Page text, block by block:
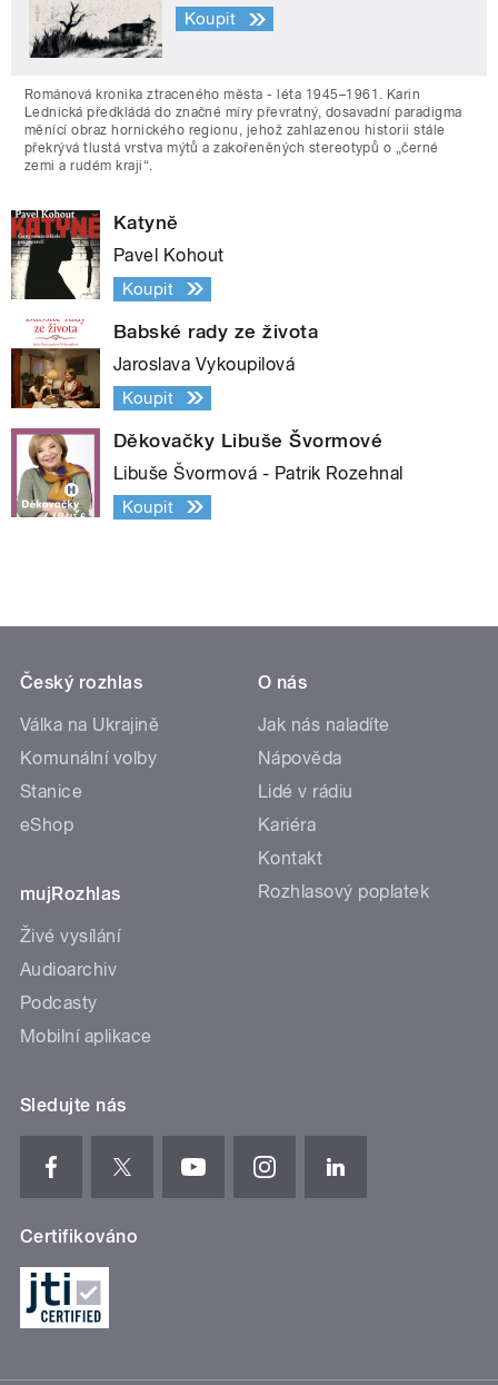
Koupit
Románová kronika ztraceného města - léta 1945–1961. Karin
Lednická předkládá do značné míry převratný, dosavadní paradigma
měnící obraz hornického regionu, jehož zahlazenou historii stále
překrývá tlustá vrstva mýtů a zakořeněných stereotypů o „černé
zemi a rudém kraji“.
Katyně
Pavel Kohout
Koupit
Babské rady ze života
Jaroslava Vykoupilová
Koupit
Děkovačky Libuše Švormové
Libuše Švormová - Patrik Rozehnal
Koupit
Český rozhlas
Válka na Ukrajině
Komunální volby
Stanice
eShop
mujRozhlas
Živé vysílání
Audioarchiv
Podcasty
Mobilní aplikace
O nás
Jak nás naladíte
Nápověda
Lidé v rádiu
Kariéra
Kontakt
Rozhlasový poplatek
Sledujte nás
Certifikováno